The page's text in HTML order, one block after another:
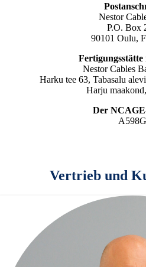
Nestor
P.O. Box
90101 Oulu,
Fertigungsstätte
Nestor Cables
Harku tee 63, Tabasalu
Harju
Der
A598G
Vertrieb und